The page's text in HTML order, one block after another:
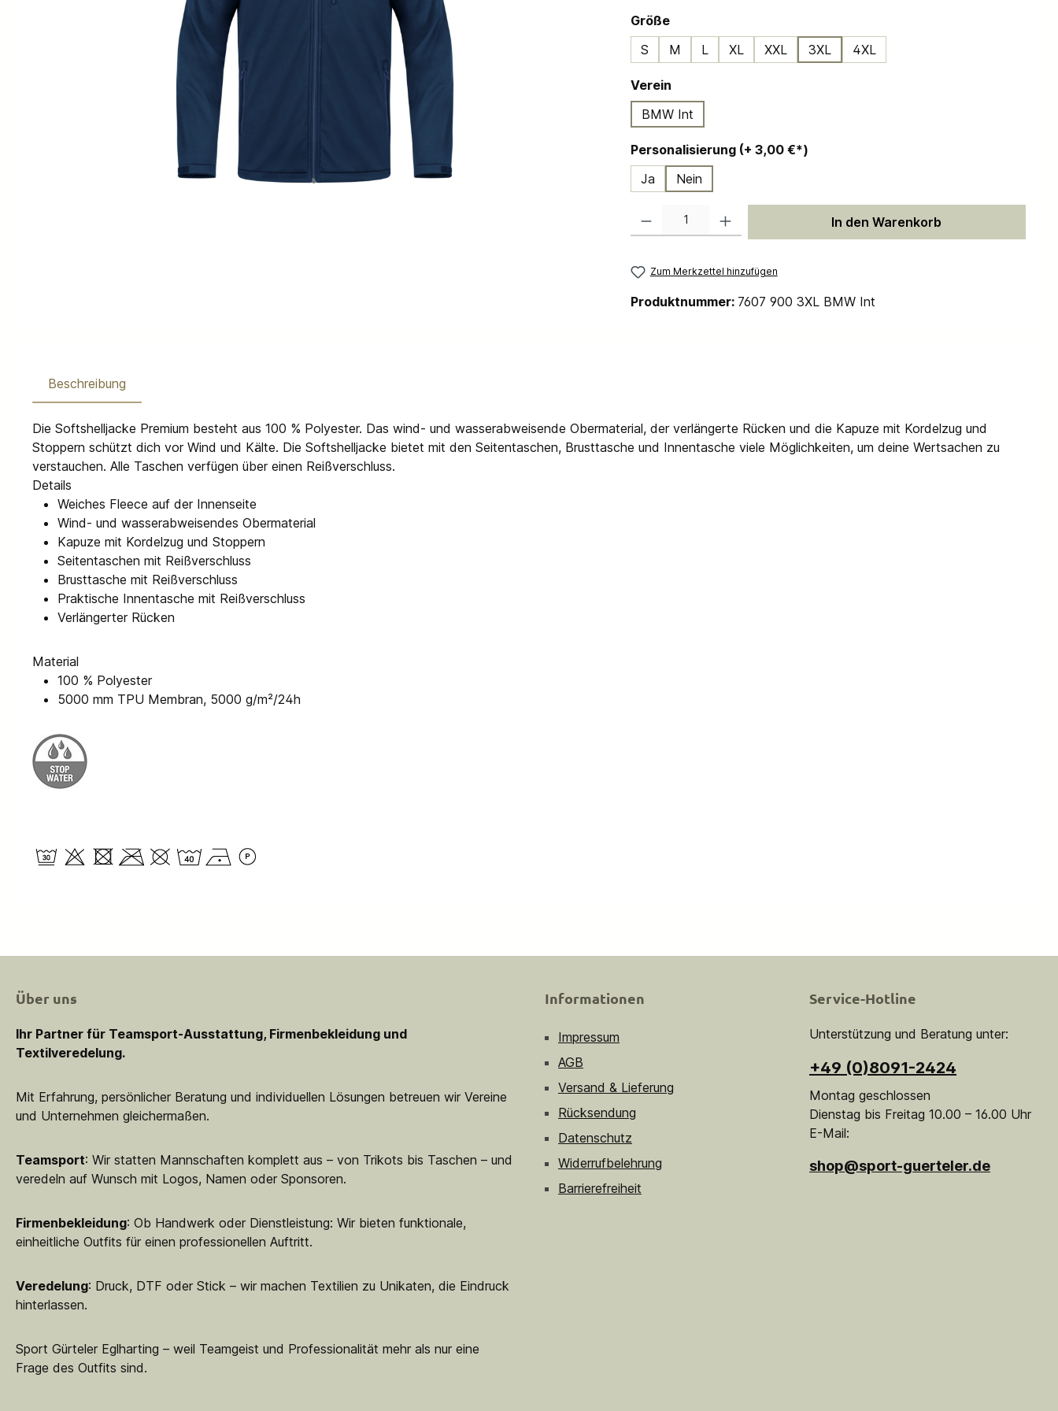
Größeauswählen
S
M L XL XXL 3XL 4XL
Vereinauswählen
BMW Int
Personalisierung (+ 3,00 €*)auswählen
Ja
Nein
In den Warenkorb
Zum Merkzettel hinzufügen
Produktnummer: 7607 900 3XL BMW Int
Beschreibung
Die Softshelljacke Premium besteht aus 100 % Polyester. Das wind- und wasserabweisende Obermaterial, der verlängerte Rücken und die Kapuze mit Kordelzug und
Stoppern schützt dich vor Wind und Kälte. Die Softshelljacke bietet mit den Seitentaschen, Brusttasche und Innentasche viele Möglichkeiten, um deine Wertsachen zu
verstauchen. Alle Taschen verfügen über einen Reißverschluss.
Details
Weiches Fleece auf der Innenseite
Wind- und wasserabweisendes Obermaterial
Kapuze mit Kordelzug und Stoppern
Seitentaschen mit Reißverschluss
Brusttasche mit Reißverschluss
Praktische Innentasche mit Reißverschluss
Verlängerter Rücken
Material
100 % Polyester
5000 mm TPU Membran, 5000 g/m²/24h
Über uns
Ihr Partner für Teamsport-Ausstattung, Firmenbekleidung und
Textilveredelung.
Mit Erfahrung, persönlicher Beratung und individuellen Lösungen betreuen wir Vereine
und Unternehmen gleichermaßen.
Teamsport: Wir statten Mannschaften komplett aus – von Trikots bis Taschen – und
veredeln auf Wunsch mit Logos, Namen oder Sponsoren.
Firmenbekleidung: Ob Handwerk oder Dienstleistung: Wir bieten funktionale,
einheitliche Outfits für einen professionellen Auftritt.
Veredelung: Druck, DTF oder Stick – wir machen Textilien zu Unikaten, die Eindruck
hinterlassen.
Sport Gürteler Eglharting – weil Teamgeist und Professionalität mehr als nur eine
Frage des Outfits sind.
Informationen
Impressum
AGB
Versand & Lieferung
Rücksendung
Datenschutz
Widerrufbelehrung
Barrierefreiheit
Service-Hotline
Unterstützung und Beratung unter:
+49 (0)8091-2424
Montag geschlossen
Dienstag bis Freitag 10.00 – 16.00 Uhr
E-Mail:
shop@sport-guerteler.de